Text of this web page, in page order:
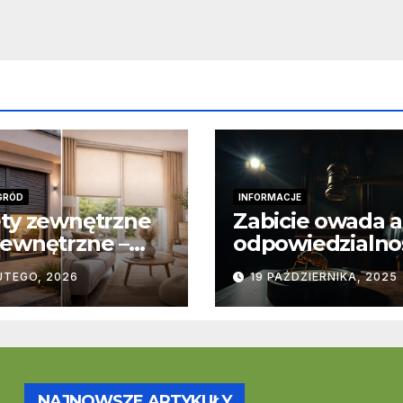
zewnętrzne
–
i
2026
INFORMACJE
Zabicie owada a
karna – jak
to w praktyce?
19 PAŹDZIERNIKA, 2025